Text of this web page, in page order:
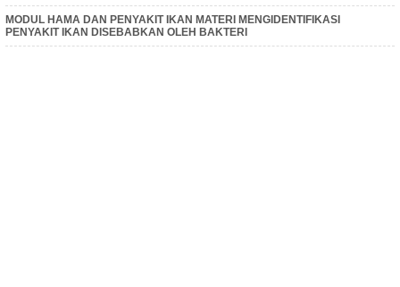
MODUL HAMA DAN PENYAKIT IKAN MATERI MENGIDENTIFIKASI
PENYAKIT IKAN DISEBABKAN OLEH BAKTERI